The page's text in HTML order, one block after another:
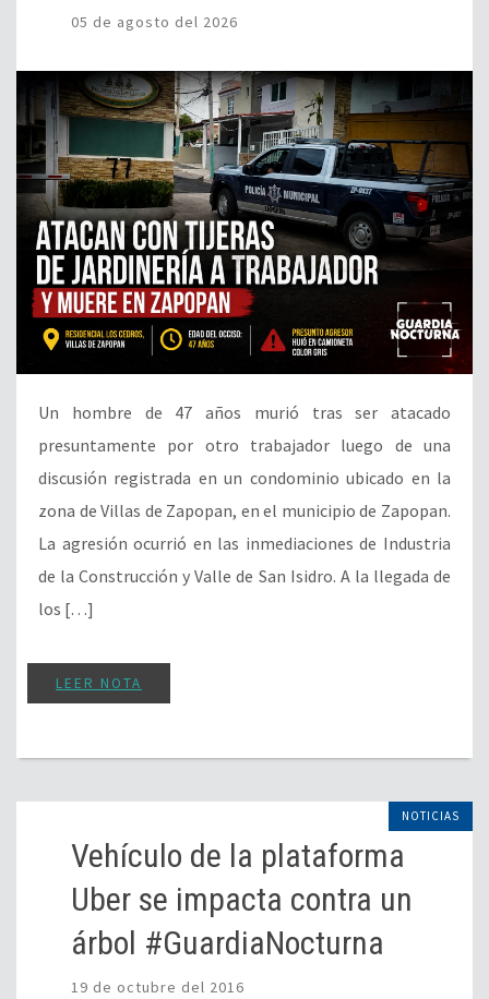
05 de agosto del 2026
Un hombre de 47 años murió tras ser atacado
presuntamente por otro trabajador luego de una
discusión registrada en un condominio ubicado en la
zona de Villas de Zapopan, en el municipio de Zapopan.
La agresión ocurrió en las inmediaciones de Industria
de la Construcción y Valle de San Isidro. A la llegada de
los […]
LEER NOTA
NOTICIAS
Vehículo de la plataforma
Uber se impacta contra un
árbol #GuardiaNocturna
19 de octubre del 2016